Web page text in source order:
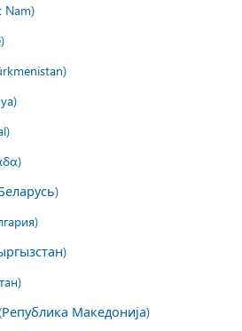
Nam)
Македонија)